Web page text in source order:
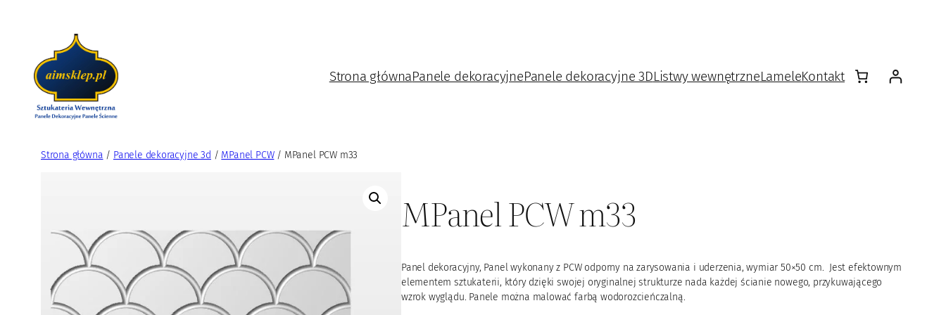
Strona głównaPanele dekoracyjnePanele dekoracyjne 3DListwy wewnętrzneLameleKontakt
Strona główna / Panele dekoracyjne 3d / MPanel PCW/ MPanel PCW m33
MPanel PCW m33
Panel dekoracyjny, Panel wykonany z PCW odporny na zarysowania i uderzenia, wymiar 50×50 cm. Jest efektownym
elementem sztukaterii, który dzięki swojej oryginalnej strukturze nada każdej ścianie nowego, przykuwającego
wzrok wyglądu. Panele można malować farbą wodorozcieńczalną.